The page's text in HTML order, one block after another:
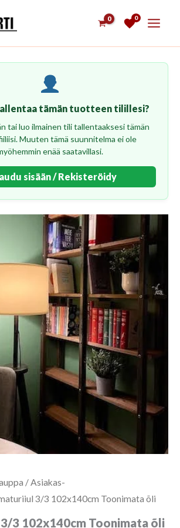
0
tämän tuotteen tilillesi?
tai luo ilmainen tili tallentaaksesi tämän
Muuten tämä suunnitelma ei ole
enää saatavillasi.
sisään / Rekisteröidy
/ Asiakas-
3/3 102x140cm Toonimata õli
3 102x140cm Toonimata õli